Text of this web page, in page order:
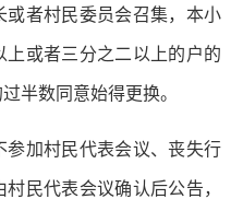
或者村民委员会召集，本小
或者三分之二以上的户的
半数同意始得更换。
加村民代表会议、丧失行
民代表会议确认后公告，